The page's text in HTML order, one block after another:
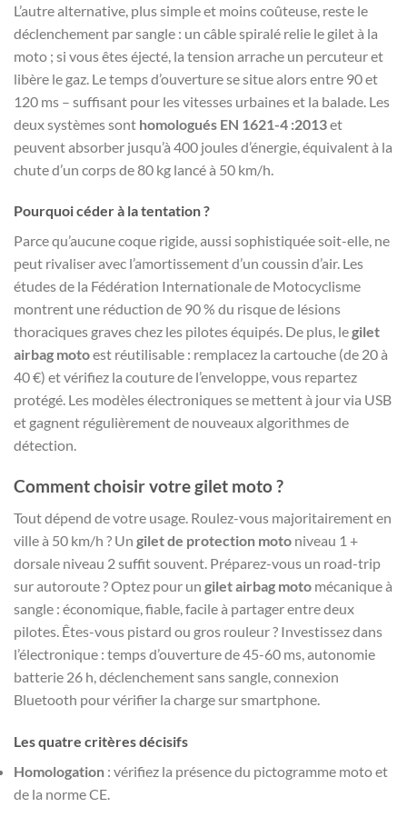
L’autre alternative, plus simple et moins coûteuse, reste le
déclenchement par sangle : un câble spiralé relie le gilet à la
moto ; si vous êtes éjecté, la tension arrache un percuteur et
libère le gaz. Le temps d’ouverture se situe alors entre 90 et
120 ms – suffisant pour les vitesses urbaines et la balade. Les
deux systèmes sont homologués EN 1621-4 :2013et
peuvent absorber jusqu’à 400 joules d’énergie, équivalent à la
chute d’un corps de 80 kg lancé à 50 km/h.
Pourquoi céder à la tentation ?
Parce qu’aucune coque rigide, aussi sophistiquée soit-elle, ne
peut rivaliser avec l’amortissement d’un coussin d’air. Les
études de la Fédération Internationale de Motocyclisme
montrent une réduction de 90 % du risque de lésions
thoraciques graves chez les pilotes équipés. De plus, legilet
airbag motoest réutilisable : remplacez la cartouche (de 20 à
40 €) et vérifiez la couture de l’enveloppe, vous repartez
protégé. Les modèles électroniques se mettent à jour via USB
et gagnent régulièrement de nouveaux algorithmes de
détection.
Comment choisir votregilet moto?
Tout dépend de votre usage. Roulez-vous majoritairement en
ville à 50 km/h ? Un gilet de protection moto niveau 1 +
dorsale niveau 2 suffit souvent. Préparez-vous un road-trip
sur autoroute ? Optez pour un gilet airbag moto mécanique à
sangle : économique, fiable, facile à partager entre deux
pilotes. Êtes-vous pistard ou gros rouleur ? Investissez dans
l’électronique : temps d’ouverture de 45-60 ms, autonomie
batterie 26 h, déclenchement sans sangle, connexion
Bluetooth pour vérifier la charge sur smartphone.
Les quatre critères décisifs
Homologation : vérifiez la présence du pictogramme moto et
de la norme CE.